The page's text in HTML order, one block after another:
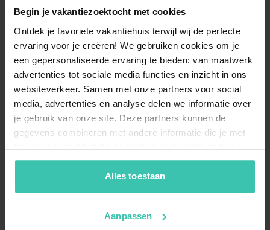
Begin je vakantiezoektocht met cookies
Ontdek je favoriete vakantiehuis terwijl wij de perfecte
ervaring voor je creëren! We gebruiken cookies om je
een gepersonaliseerde ervaring te bieden: van maatwerk
advertenties tot sociale media functies en inzicht in ons
websiteverkeer. Samen met onze partners voor social
media, advertenties en analyse delen we informatie over
je gebruik van onze site. Deze partners kunnen de
gegevens combineren met andere informatie die je met
hen hebt gedeeld of die zij hebben verzameld op basis
van je gebruik van hun diensten. Zo zorgen we ervoor dat
jouw vakantiezoektocht soepel en op maat verloopt!
Alles toestaan
Aanpassen